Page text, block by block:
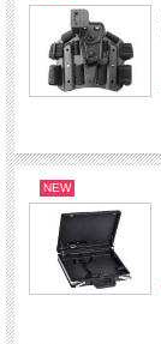
NEW